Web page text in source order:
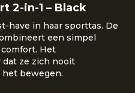
2-in-1 – Black
have in haar sporttas. De
een simpel
Het
ze zich nooit
bewegen.